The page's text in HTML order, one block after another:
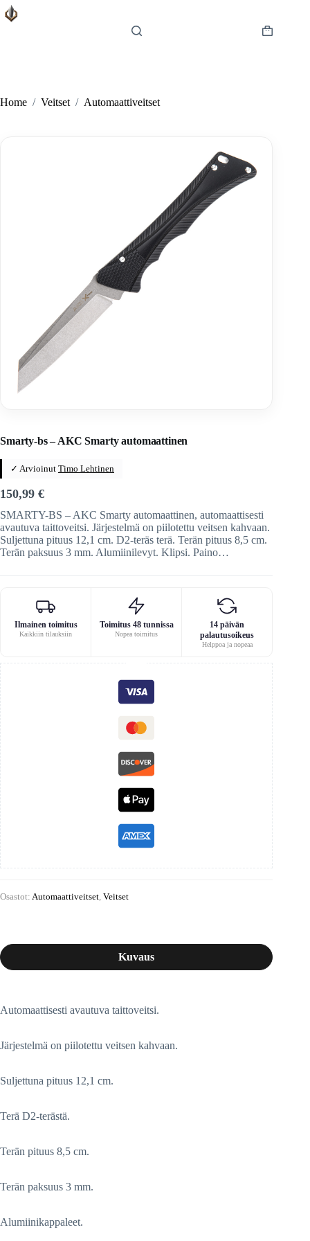
Skip
to
Shopping
Home / Veitset / Automaattiveitset
Smarty-bs – AKC Smarty automaattinen
✓ Arvioinut Timo Lehtinen
150,99 €
SMARTY-BS – AKC Smarty automaattinen, automaattisesti
avautuva taittoveitsi. Järjestelmä on piilotettu veitsen kahvaan.
Suljettuna pituus 12,1 cm. D2-teräs terä. Terän pituus 8,5 cm.
Terän paksuus 3 mm. Alumiinilevyt. Klipsi. Paino…
Ilmainen toimitus
Kaikkiin tilauksiin
Toimitus 48 tunnissa
Nopea toimitus
14 päivän
palautusoikeus
Helppoa ja nopeaa
Osastot: Automaattiveitset Veitset
Kuvaus
Automaattisesti avautuva taittoveitsi.
Järjestelmä on piilotettu veitsen kahvaan.
Suljettuna pituus 12,1 cm.
Terä D2-terästä.
Terän pituus 8,5 cm.
Terän paksuus 3 mm.
Alumiinikappaleet.